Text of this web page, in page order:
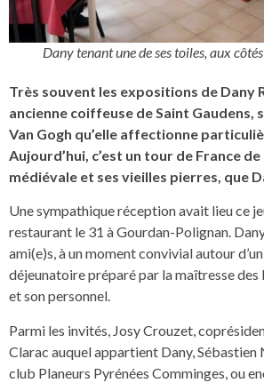
Dany tenant une de ses toiles, aux
Très souvent les expositions de Dany
ancienne coiffeuse de Saint Gaudens,
Van Gogh qu’elle affectionne
Aujourd’hui, c’est un tour de France de
médiévale et ses vieilles pierres, que
Une sympathique réception avait lieu ce
restaurant le 31 à Gourdan-Polignan.
ami(e)s, à un moment convivial autour
déjeunatoire préparé par la maîtresse
et son personnel.
Parmi les invités, Josy Crouzet,
Clarac auquel appartient Dany, Sébastien
club Planeurs Pyrénées Comminges, ou